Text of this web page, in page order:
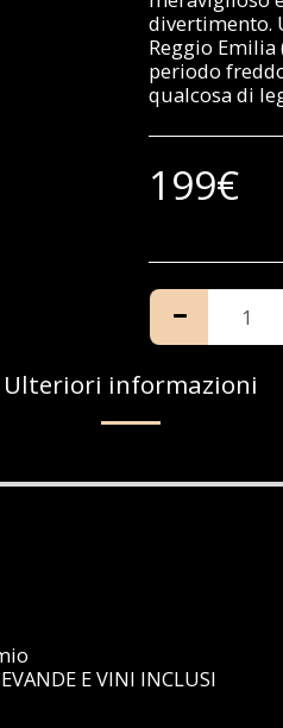
divertimento.
Reggio
periodo
qualcosa di
199€
Ulteriori informazioni
E VINI INCLUSI